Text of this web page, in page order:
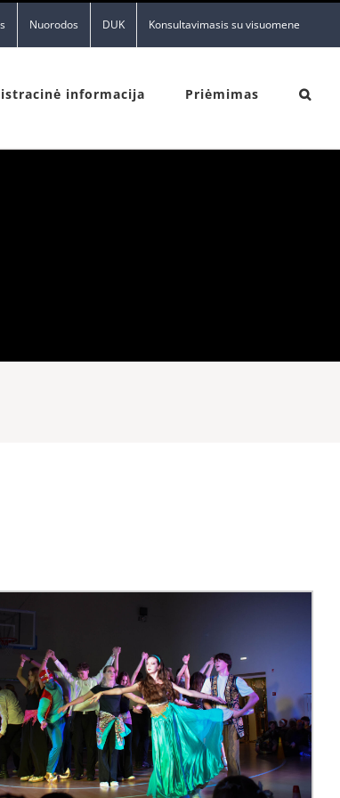
Nuorodos DUK Konsultavimasis su visuomene
informacija Priėmimas